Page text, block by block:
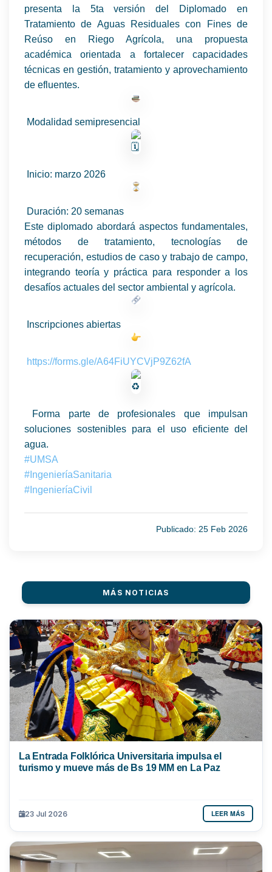
presenta la 5ta versión del Diplomado en
Tratamiento de Aguas Residuales con Fines de
Reúso en Riego Agrícola, una propuesta
académica orientada a fortalecer capacidades
técnicas en gestión, tratamiento y aprovechamiento
de efluentes.
Modalidad semipresencial
Inicio: marzo 2026
Duración: 20 semanas
Este diplomado abordará aspectos fundamentales,
métodos de tratamiento, tecnologías de
recuperación, estudios de caso y trabajo de campo,
integrando teoría y práctica para responder a los
desafíos actuales del sector ambiental y agrícola.
Inscripciones abiertas
https://forms.gle/A64FiUYCVjP9Z62fA
Forma parte de profesionales que impulsan
soluciones sostenibles para el uso eficiente del
agua.
#UMSA
#IngenieríaSanitaria
#IngenieríaCivil
Publicado: 25 Feb 2026
MÁS NOTICIAS
La Entrada Folklórica Universitaria impulsa el
turismo y mueve más de Bs 19 MM en La Paz
23 Jul 2026 LEER MÁS